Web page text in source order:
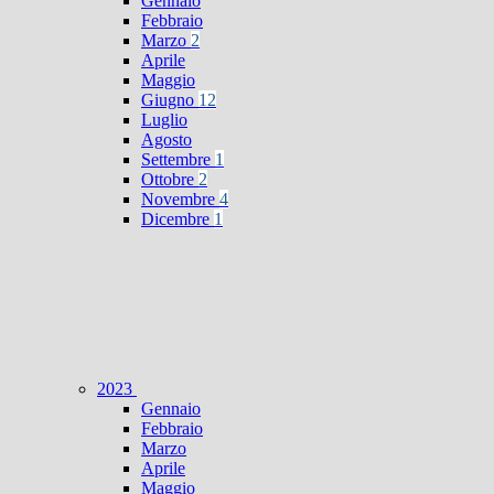
Febbraio
Marzo 2
Aprile
Maggio
Giugno 12
Luglio
Agosto
Settembre 1
Ottobre 2
Novembre 4
Dicembre 1
2023
Gennaio
Febbraio
Marzo
Aprile
Maggio